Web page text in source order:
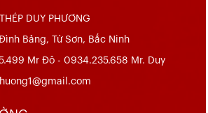
DUY PHƯƠNG
Bảng, Từ Sơn, Bắc Ninh
Mr Đô - 0934.235.658 Mr. Duy